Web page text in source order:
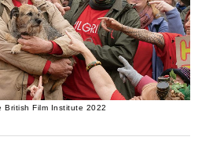
British Film Institute 2022